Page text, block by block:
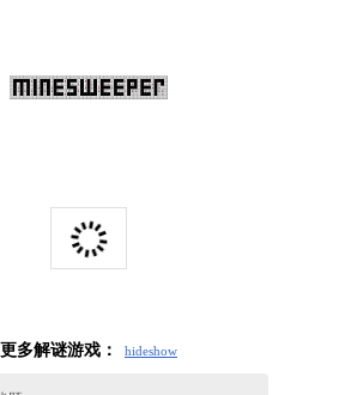
更多解谜游戏： hideshow